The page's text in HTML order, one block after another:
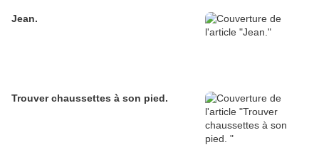
Jean.
Trouver chaussettes à son pied.